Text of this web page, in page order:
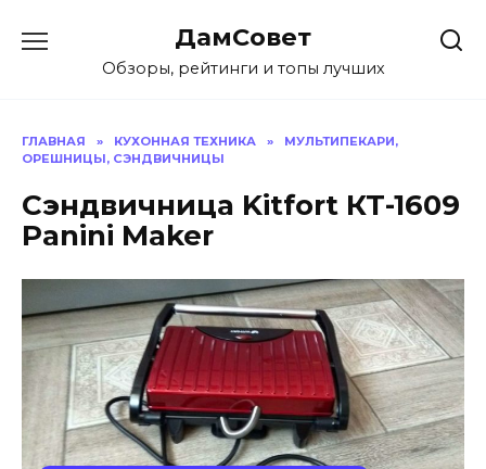
содержанию
ДамСовет
Обзоры, рейтинги и топы лучших
ГЛАВНАЯ » КУХОННАЯ ТЕХНИКА »
МУЛЬТИПЕКАРИ,
ОРЕШНИЦЫ, СЭНДВИЧНИЦЫ
Сэндвичница Kitfort КТ-1609
Panini Maker